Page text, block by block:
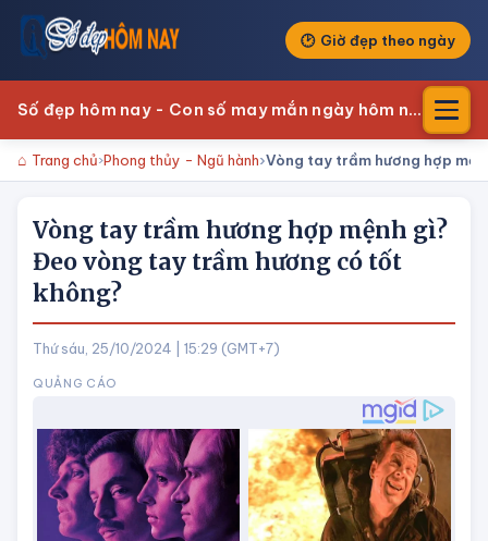
Giờ đẹp theo ngày
Số đẹp hôm nay - Con số may mắn ngày hôm nay
Trang chủ Phong thủy - Ngũ hành Vòng tay trầm hương hợp
Vòng tay trầm hương hợp mệnh gì?
Đeo vòng tay trầm hương có tốt
không?
Thứ sáu, 25/10/2024 | 15:29 (GMT+7)